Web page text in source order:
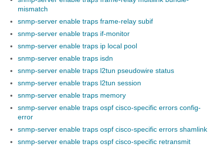
mismatch
snmp-server enable traps frame-relay subif
snmp-server enable traps if-monitor
snmp-server enable traps ip local pool
snmp-server enable traps isdn
snmp-server enable traps l2tun pseudowire status
snmp-server enable traps l2tun session
snmp-server enable traps memory
snmp-server enable traps ospf cisco-specific errors config-
error
snmp-server enable traps ospf cisco-specific errors shamlink
snmp-server enable traps ospf cisco-specific retransmit